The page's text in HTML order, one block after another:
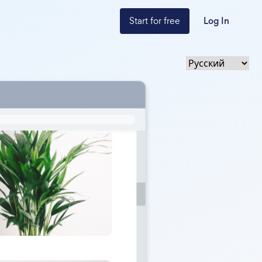
Start for free Log In